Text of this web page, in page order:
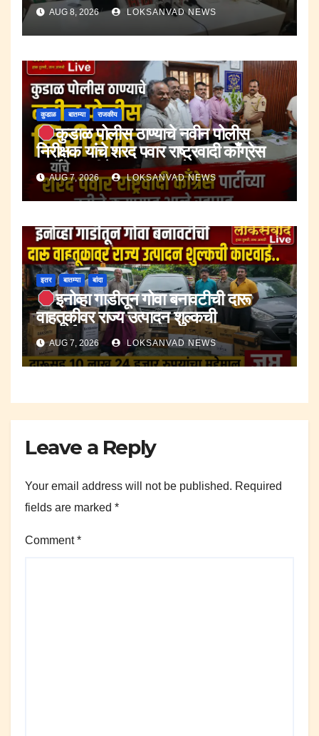
AUG 8, 2026 LOKSANVAD NEWS
कुडाळ बातम्या राजकीय
कुडाळ पोलीस ठाण्याचे नवीन पोलीस
निरीक्षक यांचे शरद पवार राष्ट्रवादी काँग्रेस
पार्टीच्या वतीने करण्यात आले स्वागत.
AUG 7, 2026 LOKSANVAD NEWS
इतर बातम्या बांदा
इनोव्हा गाडीतून गोवा बनावटीची दारू
वाहतूकीवर राज्य उत्पादन शुल्कची
कारवाई.;दारूसह १० लाख २४ हजार रुपयांचा
मुद्देमाल जप्त.
AUG 7, 2026 LOKSANVAD NEWS
Leave a Reply
Your email address will not be published. Required
fields are marked *
Comment*